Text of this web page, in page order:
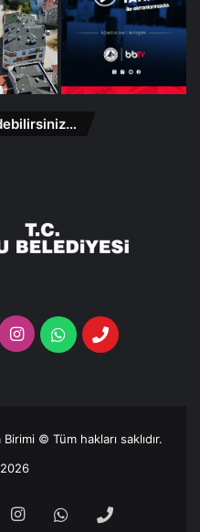
InstagramWhatsappTelefon
© Tüm hakları saklıdır.
InstagramWhatsappTelefon